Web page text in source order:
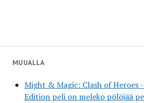
MUUALLA
Might & Magic: Clash of Heroes
Edition peli on meleko pölöjää